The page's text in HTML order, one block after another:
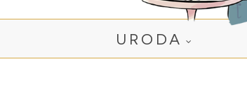
URODA